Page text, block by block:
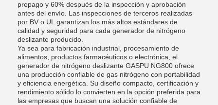
prepago y 60% después de la inspección y aprobación
antes del envío. Las inspecciones de terceros realizadas
por BV o UL garantizan los más altos estándares de
calidad y seguridad para cada generador de nitrógeno
deslizante producido.
Ya sea para fabricación industrial, procesamiento de
alimentos, productos farmacéuticos o electrónica, el
generador de nitrógeno deslizante GASPU NG800 ofrece
una producción confiable de gas nitrógeno con portabilidad
y eficiencia energética. Su diseño compacto, certificación y
rendimiento sólido lo convierten en la opción preferida para
las empresas que buscan una solución confiable de